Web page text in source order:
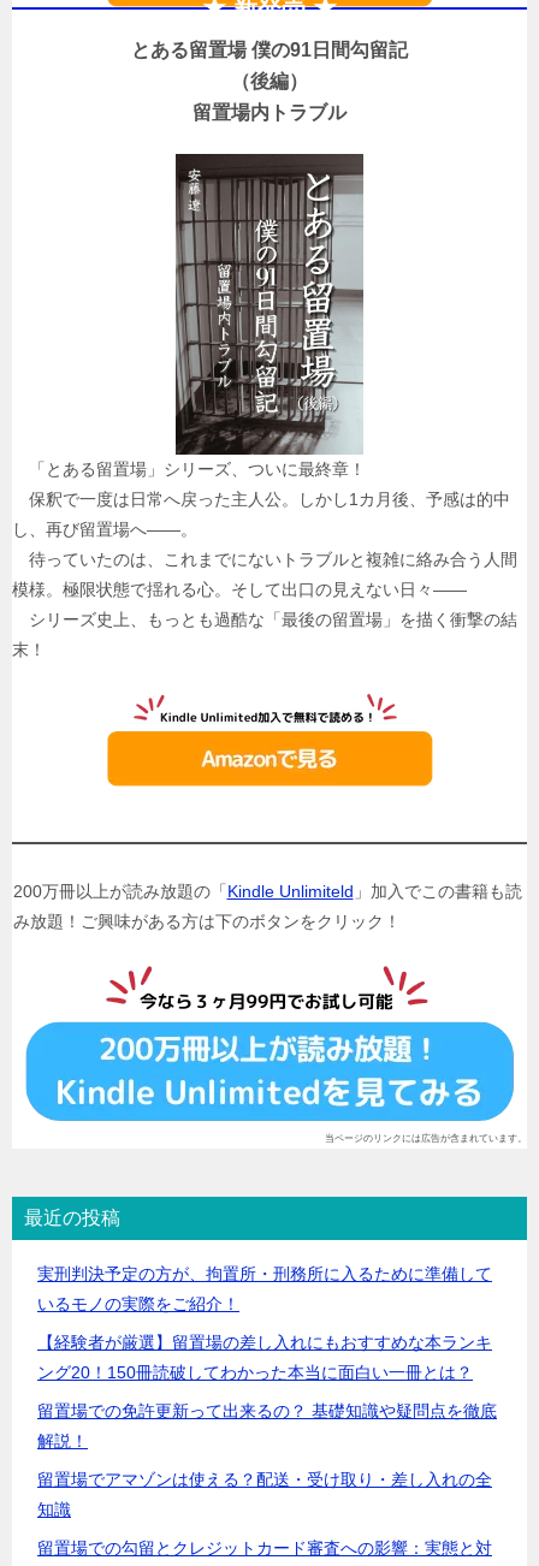
★ 新発売 ★
とある留置場 僕の91日間勾留記
（後編）
留置場内トラブル
「とある留置場」シリーズ、ついに最終章！
保釈で一度は日常へ戻った主人公。しかし1カ月後、予感は的中
し、再び留置場へ――。
待っていたのは、これまでにないトラブルと複雑に絡み合う人間
模様。極限状態で揺れる心。そして出口の見えない日々――
シリーズ史上、もっとも過酷な「最後の留置場」を描く衝撃の結
末！
200万冊以上が読み放題の「Kindle Unlimiteld 」加入でこの書籍も読
み放題！ご興味がある方は下のボタンをクリック！
当ページのリンクには広告が含まれています。
最近の投稿
実刑判決予定の方が、拘置所・刑務所に入るために準備して
いるモノの実際をご紹介！
【経験者が厳選】留置場の差し入れにもおすすめな本ランキ
ング20！150冊読破してわかった本当に面白い一冊とは？
留置場での免許更新って出来るの？ 基礎知識や疑問点を徹底
解説！
留置場でアマゾンは使える？配送・受け取り・差し入れの全
知識
留置場での勾留とクレジットカード審査への影響：実態と対